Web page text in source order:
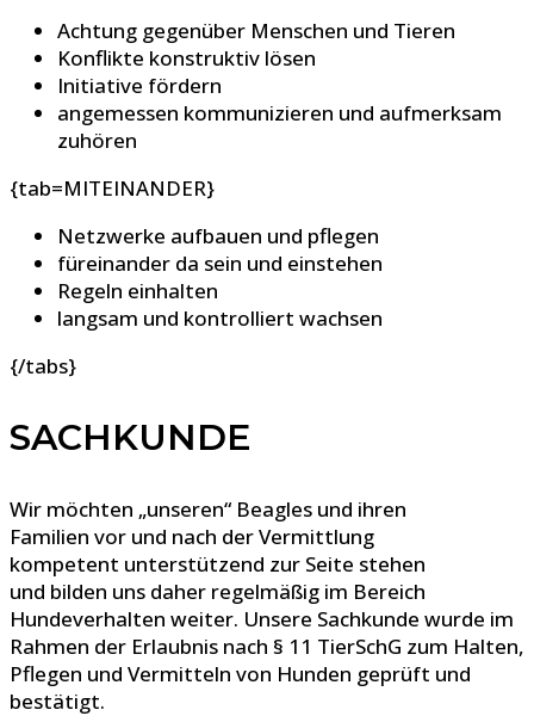
Achtung gegenüber Menschen und Tieren
Konflikte konstruktiv lösen
Initiative fördern
angemessen kommunizieren und aufmerksam
zuhören
{tab=MITEINANDER}
Netzwerke aufbauen und pflegen
füreinander da sein und einstehen
Regeln einhalten
langsam und kontrolliert wachsen
{/tabs}
SACHKUNDE
Wir möchten „unseren“ Beagles und ihren
Familien vor und nach der Vermittlung
kompetent unterstützend zur Seite stehen
und bilden uns daher regelmäßig im Bereich
Hundeverhalten weiter. Unsere Sachkunde wurde im
Rahmen der Erlaubnis nach § 11 TierSchG zum Halten,
Pflegen und Vermitteln von Hunden geprüft und
bestätigt.